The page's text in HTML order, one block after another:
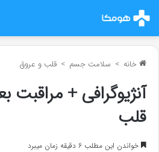
خانه > سلامت جسم > قلب و عروق
آنژیوگرافی + مراقبت
قلب
خواندن این مطلب 6 دقیقه زمان میبرد